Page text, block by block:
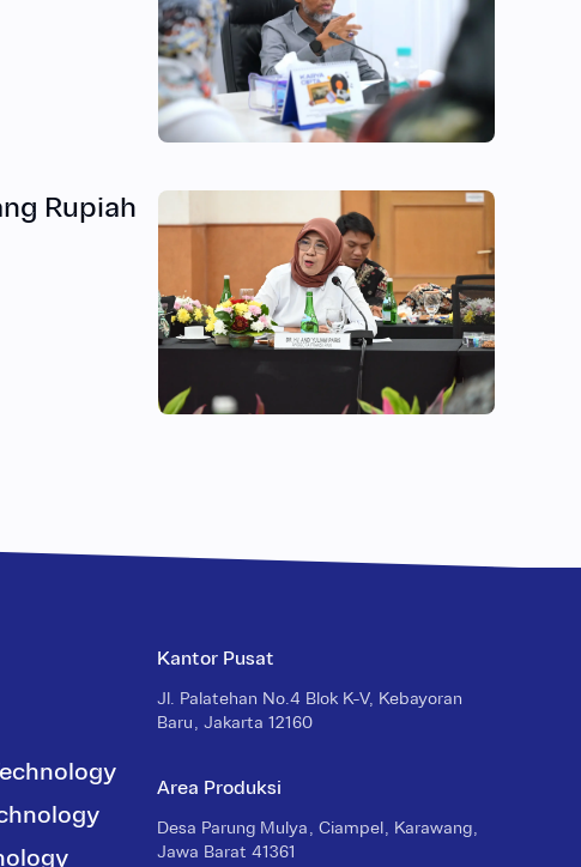
Rupiah
Kantor Pusat
Jl. Palatehan No.4 Blok K-V, Kebayoran
Baru, Jakarta 12160
Area Produksi
Desa Parung Mulya, Ciampel, Karawang,
Jawa Barat 41361